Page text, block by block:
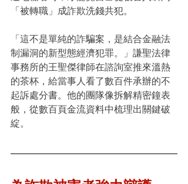
「被轉職」成詐欺洗錢共犯。
「這不是單純的詐騙案，是結合金融法
制漏洞的新型態經濟犯罪。」謙聖法律
事務所的王聖傑律師在諮詢室推來溫熱
的茶杯，給當事人看了數百件承辦的不
起訴處分書。他的團隊像拆解精密鐘表
般，從數百頁金流資料中梳理出關鍵破
綻。